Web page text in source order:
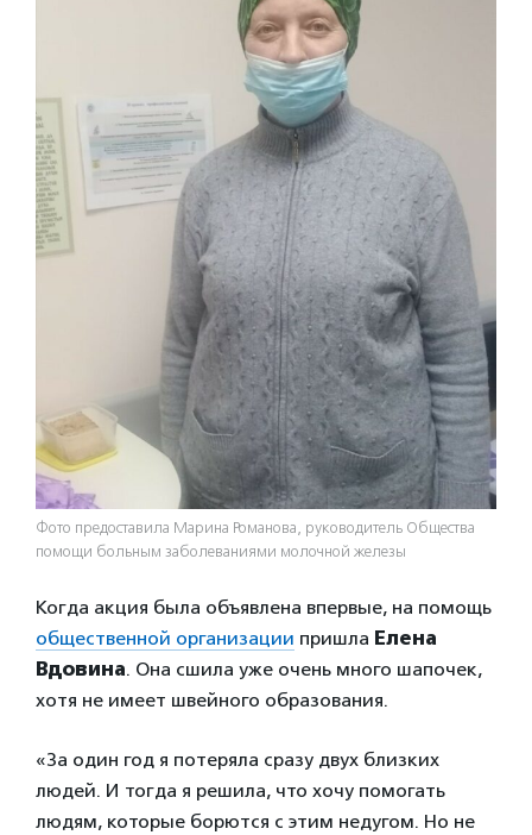
Фото предоставила Марина Романова, руководитель Общества
помощи больным заболеваниями молочной железы
Когда акция была объявлена впервые, на помощь
общественной организации пришла Елена
Вдовина. Она сшила уже очень много шапочек,
хотя не имеет швейного образования.
«За один год я потеряла сразу двух близких
людей. И тогда я решила, что хочу помогать
людям, которые борются с этим недугом. Но не